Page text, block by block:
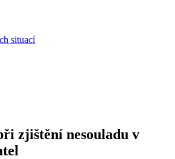
situací
zjištění nesouladu v